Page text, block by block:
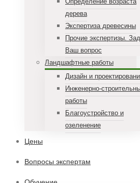
дерева
Экспертиза древесины
Прочие экспертизы.
Ваш вопрос
Ландшафтные работы
Дизайн и
Инженерно-
работы
Благоустройство и
озеленение
Цены
Вопросы экспертам